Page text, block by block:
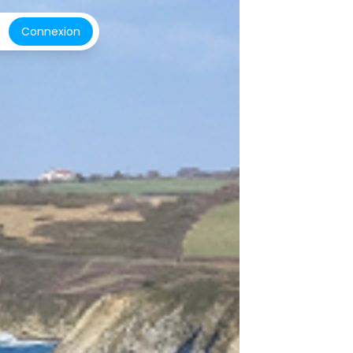
Connexion